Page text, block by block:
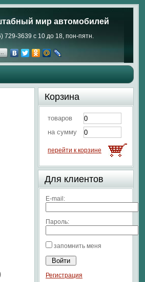
мир автомобилей
729-3639 с 10 до 18, пон-пятн.
Корзина
товаров
на сумму
перейти к корзине
Для клиентов
E-mail:
Пароль:
запомнить меня
Регистрация